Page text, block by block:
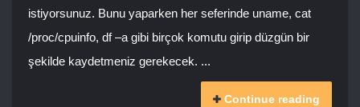
istiyorsunuz. Bunu yaparken her seferinde uname, cat
/proc/cpuinfo, df –a gibi birçok komutu girip düzgün bir
şekilde kaydetmeniz gerekecek. ...
Continue reading